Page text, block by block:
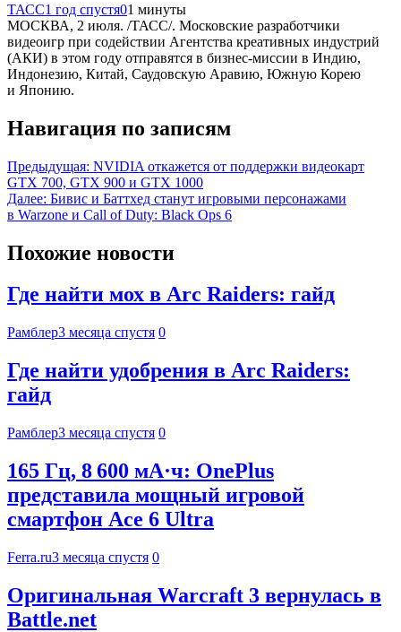
ТАСС1 год спустя01 минуты
МОСКВА, 2 июля. /ТАСС/. Московские разработчики
видеоигр при содействии Агентства креативных индустрий
(АКИ) в этом году отправятся в бизнес-миссии в Индию,
Индонезию, Китай, Саудовскую Аравию, Южную Корею
и Японию.
Навигация по записям
Предыдущая: NVIDIA откажется от поддержки видеокарт
GTX 700, GTX 900 и GTX 1000
Далее: Бивис и Баттхед станут игровыми персонажами
в Warzone и Call of Duty: Black Ops 6
Похожие новости
Где найти мох в Arc Raiders: гайд
Рамблер3 месяца спустя 0
Где найти удобрения в Arc Raiders:
гайд
Рамблер3 месяца спустя 0
165 Гц, 8 600 мА·ч: OnePlus
представила мощный игровой
смартфон Ace 6 Ultra
Ferra.ru3 месяца спустя 0
Оригинальная Warcraft 3 вернулась в
Battle.net